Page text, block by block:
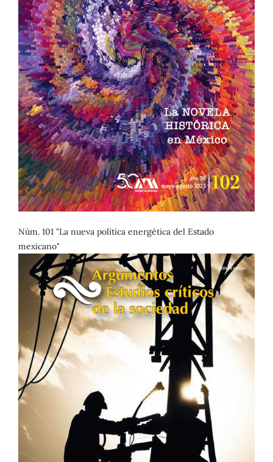
Núm. 101 "La nueva política energética del Estado
mexicano"